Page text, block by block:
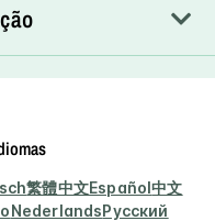
繁體中文Español中文
NederlandsРусский